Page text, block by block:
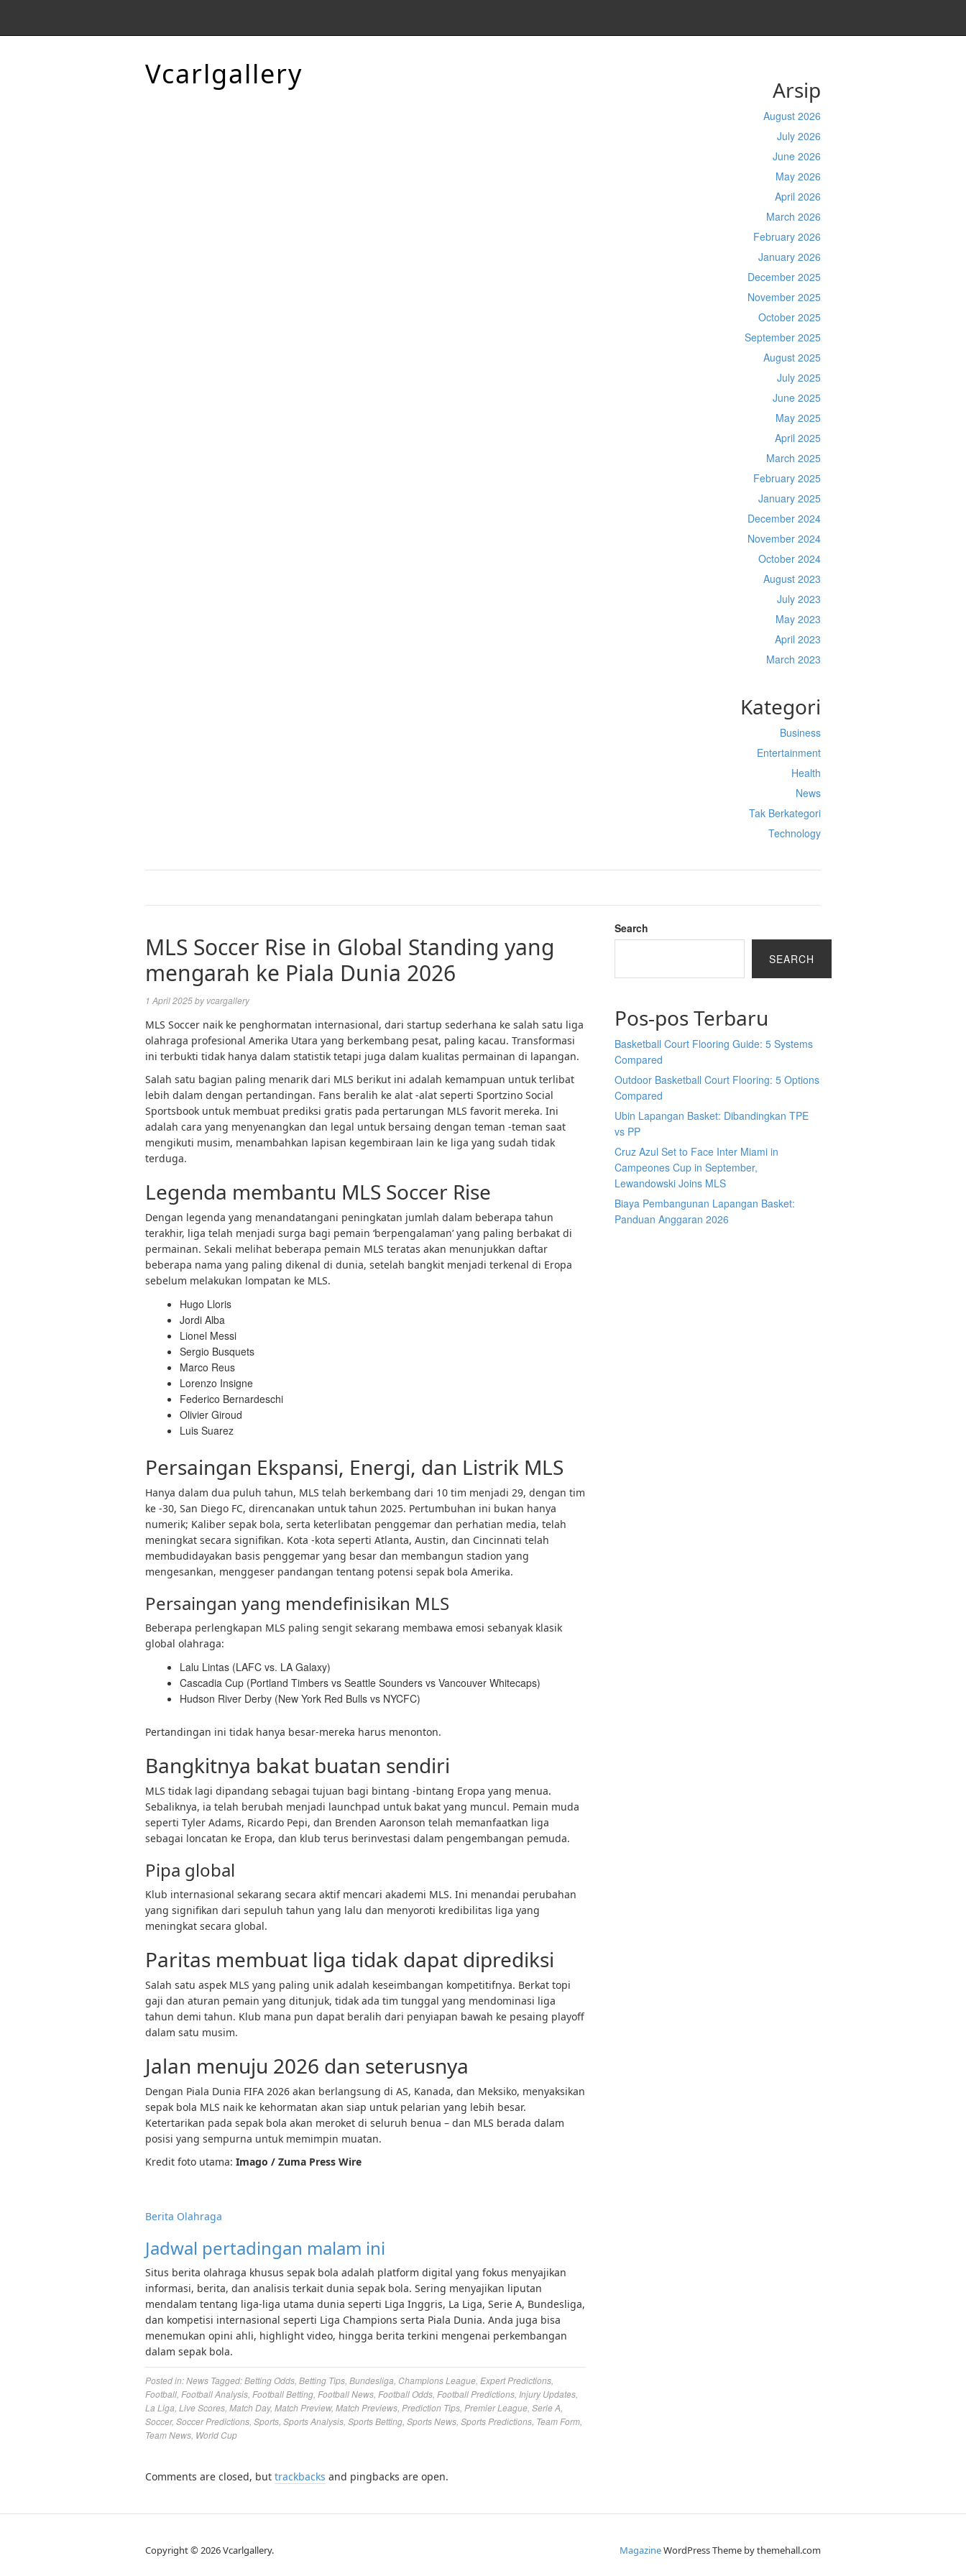
Vcarlgallery Arsip
August 2026
July 2026
June 2026
May 2026
April 2026
March 2026
February 2026
January 2026
December 2025
November 2025
October 2025
September 2025
August 2025
July 2025
June 2025
May 2025
April 2025
March 2025
February 2025
January 2025
December 2024
November 2024
October 2024
August 2023
July 2023
May 2023
April 2023
March 2023
Kategori
Business
Entertainment
Health
News
Tak Berkategori
Technology
MLS Soccer Rise in Global Standing yang
mengarah ke Piala Dunia 2026
1 April 2025by vcargallery
MLS Soccer naik ke penghormatan internasional, dari startup sederhana ke salah satu liga
olahraga profesional Amerika Utara yang berkembang pesat, paling kacau. Transformasi
ini terbukti tidak hanya dalam statistik tetapi juga dalam kualitas permainan di lapangan.
Salah satu bagian paling menarik dari MLS berikut ini adalah kemampuan untuk terlibat
lebih dalam dengan pertandingan. Fans beralih ke alat -alat seperti Sportzino Social
Sportsbook untuk membuat prediksi gratis pada pertarungan MLS favorit mereka. Ini
adalah cara yang menyenangkan dan legal untuk bersaing dengan teman -teman saat
mengikuti musim, menambahkan lapisan kegembiraan lain ke liga yang sudah tidak
terduga.
Legenda membantu MLS Soccer Rise
Dengan legenda yang menandatangani peningkatan jumlah dalam beberapa tahun
terakhir, liga telah menjadi surga bagi pemain ‘berpengalaman’ yang paling berbakat di
permainan. Sekali melihat beberapa pemain MLS teratas akan menunjukkan daftar
beberapa nama yang paling dikenal di dunia, setelah bangkit menjadi terkenal di Eropa
sebelum melakukan lompatan ke MLS.
Hugo Lloris
Jordi Alba
Lionel Messi
Sergio Busquets
Marco Reus
Lorenzo Insigne
Federico Bernardeschi
Olivier Giroud
Luis Suarez
Persaingan Ekspansi, Energi, dan Listrik MLS
Hanya dalam dua puluh tahun, MLS telah berkembang dari 10 tim menjadi 29, dengan tim
ke -30, San Diego FC, direncanakan untuk tahun 2025. Pertumbuhan ini bukan hanya
numerik; Kaliber sepak bola, serta keterlibatan penggemar dan perhatian media, telah
meningkat secara signifikan. Kota -kota seperti Atlanta, Austin, dan Cincinnati telah
membudidayakan basis penggemar yang besar dan membangun stadion yang
mengesankan, menggeser pandangan tentang potensi sepak bola Amerika.
Persaingan yang mendefinisikan MLS
Beberapa perlengkapan MLS paling sengit sekarang membawa emosi sebanyak klasik
global olahraga:
Lalu Lintas (LAFC vs. LA Galaxy)
Cascadia Cup (Portland Timbers vs Seattle Sounders vs Vancouver Whitecaps)
Hudson River Derby (New York Red Bulls vs NYCFC)
Pertandingan ini tidak hanya besar-mereka harus menonton.
Bangkitnya bakat buatan sendiri
MLS tidak lagi dipandang sebagai tujuan bagi bintang -bintang Eropa yang menua.
Sebaliknya, ia telah berubah menjadi launchpad untuk bakat yang muncul. Pemain muda
seperti Tyler Adams, Ricardo Pepi, dan Brenden Aaronson telah memanfaatkan liga
sebagai loncatan ke Eropa, dan klub terus berinvestasi dalam pengembangan pemuda.
Pipa global
Klub internasional sekarang secara aktif mencari akademi MLS. Ini menandai perubahan
yang signifikan dari sepuluh tahun yang lalu dan menyoroti kredibilitas liga yang
meningkat secara global.
Paritas membuat liga tidak dapat diprediksi
Salah satu aspek MLS yang paling unik adalah keseimbangan kompetitifnya. Berkat topi
gaji dan aturan pemain yang ditunjuk, tidak ada tim tunggal yang mendominasi liga
tahun demi tahun. Klub mana pun dapat beralih dari penyiapan bawah ke pesaing playoff
dalam satu musim.
Jalan menuju 2026 dan seterusnya
Dengan Piala Dunia FIFA 2026 akan berlangsung di AS, Kanada, dan Meksiko, menyaksikan
sepak bola MLS naik ke kehormatan akan siap untuk pelarian yang lebih besar.
Ketertarikan pada sepak bola akan meroket di seluruh benua – dan MLS berada dalam
posisi yang sempurna untuk memimpin muatan.
Kredit foto utama: Imago / Zuma Press Wire
Berita Olahraga
Jadwal pertadingan malam ini
Situs berita olahraga khusus sepak bola adalah platform digital yang fokus menyajikan
informasi, berita, dan analisis terkait dunia sepak bola. Sering menyajikan liputan
mendalam tentang liga-liga utama dunia seperti Liga Inggris, La Liga, Serie A, Bundesliga,
dan kompetisi internasional seperti Liga Champions serta Piala Dunia. Anda juga bisa
menemukan opini ahli, highlight video, hingga berita terkini mengenai perkembangan
dalam sepak bola.
Posted in:News Tagged:Betting Odds Betting Tips Bundesliga Champions League Expert Predictions
Football Football Analysis Football Betting Football News Football Odds Football Predictions Injury Updates
La Liga Live Scores Match Day, Match Preview, Match Previews Prediction Tips Premier League Serie A
Soccer, Soccer Predictions Sports Sports Analysis Sports Betting Sports News Sports Predictions Team Form
Team News World Cup
Comments are closed, but trackbacks and pingbacks are open.
Search
SEARCH
Pos-pos Terbaru
Basketball Court Flooring Guide: 5 Systems
Compared
Outdoor Basketball Court Flooring: 5 Options
Compared
Ubin Lapangan Basket: Dibandingkan TPE
vs PP
Cruz Azul Set to Face Inter Miami in
Campeones Cup in September,
Lewandowski Joins MLS
Biaya Pembangunan Lapangan Basket:
Panduan Anggaran 2026
Copyright © 2026 Vcarlgallery. MagazineWordPress Theme by themehall.com